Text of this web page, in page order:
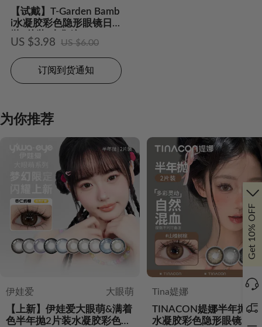
Get 10% OFF
【试戴】T-Garden Bamb
i水凝胶彩色隐形眼镜日
抛2片装-小焦糖
US $3.98 US $6.00
订阅到货通知
为你推荐
伊娃爱
大眼萌
【上新】伊娃爱大眼萌&满着
色半年抛2片装水凝胶彩色隐
Tina媞娜
TINACON媞娜半年抛2
水凝胶彩色隐形眼镜